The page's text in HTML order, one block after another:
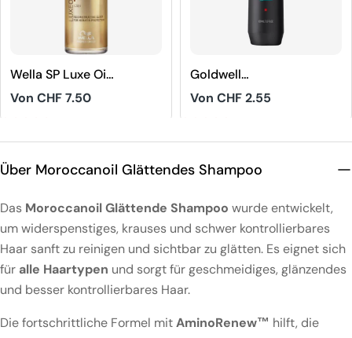
Wella SP Luxe Oil
Reconstructive
Elixir
Regulärer
Von CHF 7.50
Goldwell
Dualsenses Men
Hair & Body
Regulärer
Von CHF 2.55
Über Moroccanoil Glättendes Shampoo
Das Moroccanoil Glättende Shampoo wurde entwickelt,
um widerspenstiges, krauses und schwer kontrollierbares
Haar sanft zu reinigen und sichtbar zu glätten. Es eignet sich
für alle Haartypen und sorgt für geschmeidiges, glänzendes
und besser kontrollierbares Haar.
Die fortschrittliche Formel mitAminoRenew™ hilft, die